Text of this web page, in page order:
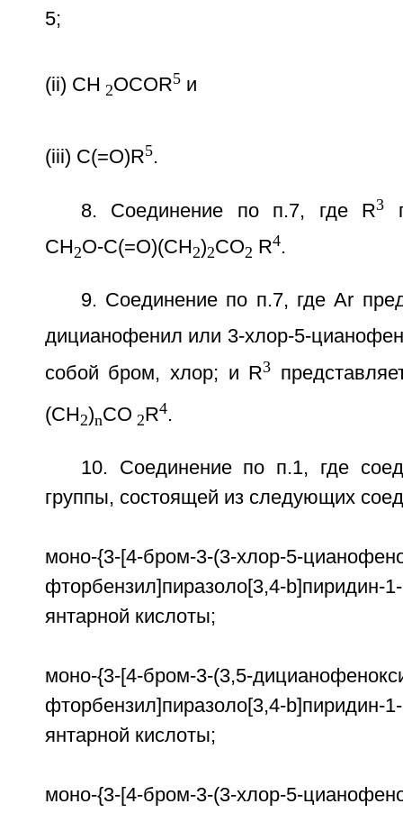
5;
(ii) CH 2OCOR5и
(iii) C(=O)R5.
8. Соединение по п.7, где R3
CH2O-C(=O)(CH2)2CO2 R4.
9. Соединение по п.7, где Ar
дицианофенил или 3-хлор-5-
собой бром, хлор; и R3
(CH2)nCO 2R4.
10. Соединение по п.1, где
группы, состоящей из следующих
моно-{3-[4-бром-3-(3-хлор-5-
фторбензил]пиразоло[3,4-b]пиридин-
янтарной кислоты;
моно-{3-[4-бром-3-(3,5-
фторбензил]пиразоло[3,4-b]пиридин-
янтарной кислоты;
моно-{3-[4-бром-3-(3-хлор-5-